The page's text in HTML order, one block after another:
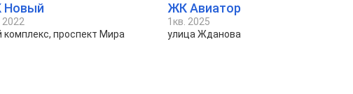
Новый
2022
комплекс, проспект Мира
ЖК Авиатор
1кв. 2025
улица Жданова